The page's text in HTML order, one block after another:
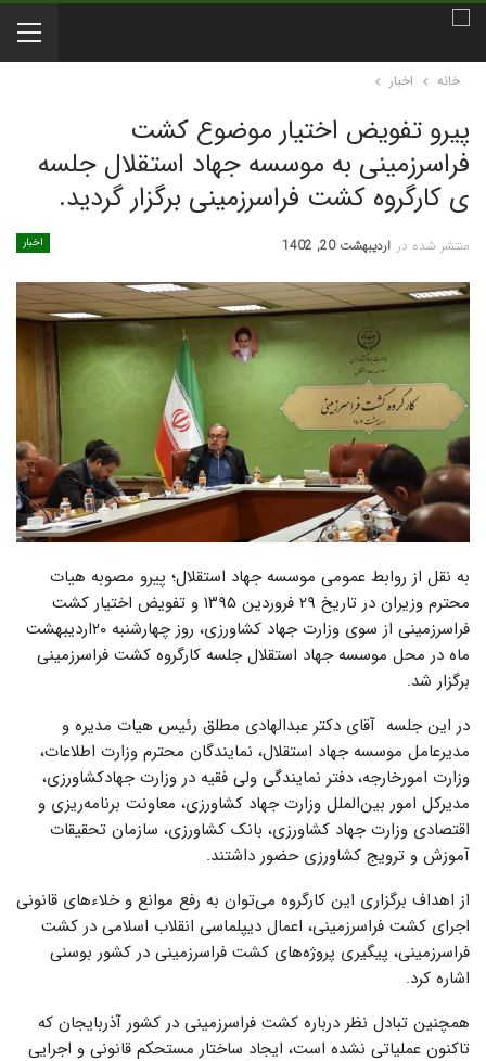
خانه اخبار
پیرو تفویض اختیار موضوع کشت
فراسرزمینی به موسسه جهاد استقلال جلسه
ی کارگروه کشت فراسرزمینی برگزار گردید.
اخبار منتشر شده در اردیبهشت 20, 1402
به نقل از روابط عمومی موسسه جهاد استقلال؛ پیرو مصوبه هیات
محترم وزیران در تاریخ ۲۹ فروردین ۱۳۹۵ و تفویض اختیار کشت
فراسرزمینی از سوی وزارت جهاد کشاورزی، روز چهارشنبه ۲۰اردیبهشت
ماه در محل موسسه جهاد استقلال جلسه کارگروه کشت فراسرزمینی
برگزار شد.
در این جلسه آقای دکتر عبدالهادی مطلق رئیس هیات مدیره و
مدیرعامل موسسه جهاد استقلال، نمایندگان محترم وزارت اطلاعات،
وزارت امورخارجه، دفتر نمایندگی ولی فقیه در وزارت جهادکشاورزی،
مدیرکل امور بین‌الملل وزارت جهاد کشاورزی، معاونت برنامه‌ریزی و
اقتصادی وزارت جهاد کشاورزی، بانک کشاورزی، سازمان تحقیقات
آموزش و ترویج کشاورزی حضور داشتند.
از اهداف برگزاری این کارگروه می‌توان به رفع موانع و خلاءهای قانونی
اجرای کشت فراسرزمینی، اعمال دیپلماسی انقلاب اسلامی در کشت
فراسرزمینی، پیگیری پروژه‌های کشت فراسرزمینی در کشور بوسنی
اشاره کرد.
همچنین تبادل نظر درباره کشت فراسرزمینی در کشور آذربایجان که
تاکنون عملیاتی نشده‌ است، ایجاد ساختار مستحکم قانونی و اجرایی